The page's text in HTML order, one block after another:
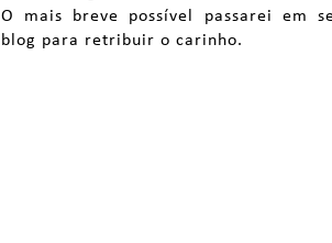
O mais breve possível passarei em
blog para retribuir o carinho.